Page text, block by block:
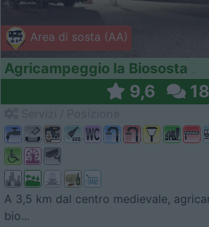
Area di sosta (AA)
Agricampeggio la Biososta
9,6 18
A 3,5 km dal centro medievale,
bio...